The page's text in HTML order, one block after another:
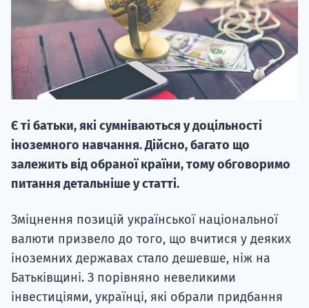
Є ті батьки, які сумніваються у доцільності
іноземного навчання. Дійсно, багато що
залежить від обраної країни, тому обговоримо
питання детальніше у статті.
Зміцнення позицій української національної
валюти призвело до того, що вчитися у деяких
іноземних державах стало дешевше, ніж на
Батьківщині. З порівняно невеликими
інвестиціями, українці, які обрали придбання
НАБІР
вступ на